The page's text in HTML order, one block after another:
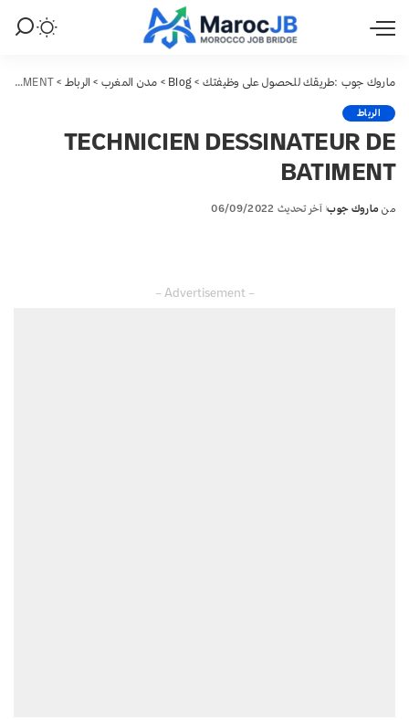
ماروك جوب :طريقك للحصول على وظيفتك >
Blog
> مدن المغرب > الرباط >
TECHNICIEN DESSINATEUR DE BATIMENT
الرباط
TECHNICIEN DESSINATEUR DE
BATIMENT
Posted
من ماروك جوب آخر تحديث 06/09/2022
– Advertisement –